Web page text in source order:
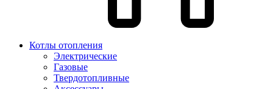
Котлы отопления
Электрические
Газовые
Твердотопливные